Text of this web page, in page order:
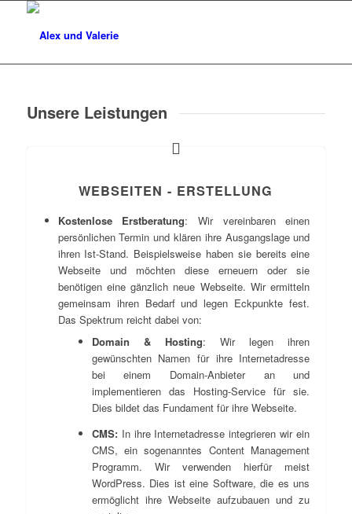
Unsere Leistungen
WEBSEITEN - ERSTELLUNG
Kostenlose Erstberatung: Wir vereinbaren einen
persönlichen Termin und klären ihre Ausgangslage und
ihren Ist-Stand. Beispielsweise haben sie bereits eine
Webseite und möchten diese erneuern oder sie
benötigen eine gänzlich neue Webseite. Wir ermitteln
gemeinsam ihren Bedarf und legen Eckpunkte fest.
Das Spektrum reicht dabei von:
Domain & Hosting: Wir legen ihren
gewünschten Namen für ihre Internetadresse
bei einem Domain-Anbieter an und
implementieren das Hosting-Service für sie.
Dies bildet das Fundament für ihre Webseite.
CMS: In ihre Internetadresse integrieren wir ein
CMS, ein sogenanntes Content Management
Programm. Wir verwenden hierfür meist
WordPress. Dies ist eine Software, die es uns
ermöglicht ihre Webseite aufzubauen und zu